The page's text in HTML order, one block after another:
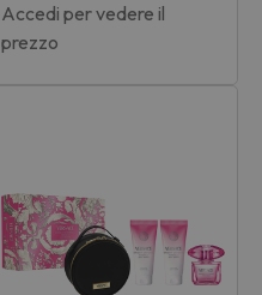
Accedi per vedere il
prezzo